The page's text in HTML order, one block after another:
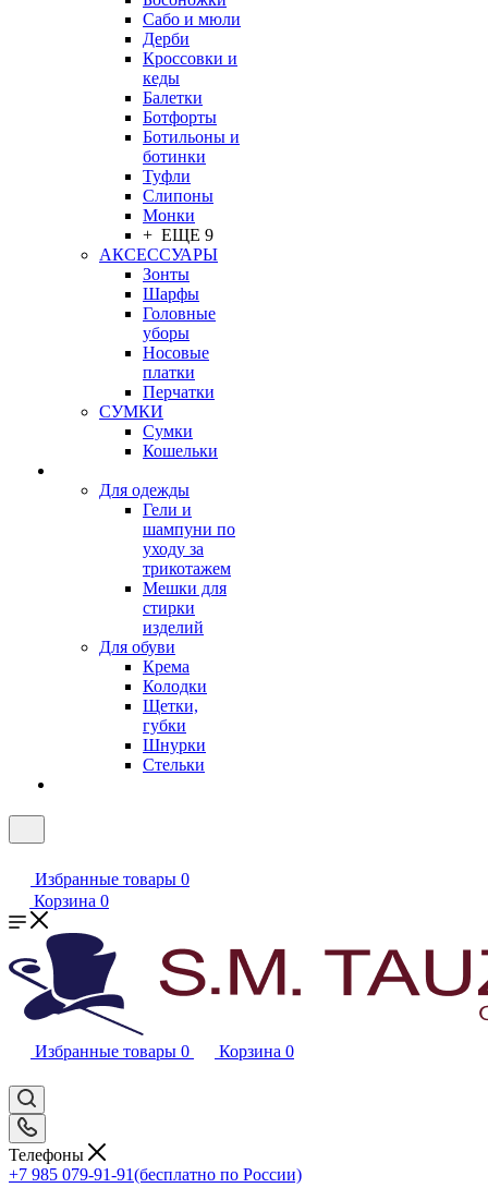
Сабо и мюли
Дерби
Кроссовки и
кеды
Балетки
Ботфорты
Ботильоны и
ботинки
Туфли
Слипоны
Монки
+ ЕЩЕ 9
АКСЕССУАРЫ
Зонты
Шарфы
Головные
уборы
Носовые
платки
Перчатки
СУМКИ
Сумки
Кошельки
Для одежды
Гели и
шампуни по
уходу за
трикотажем
Мешки для
стирки
изделий
Для обуви
Крема
Колодки
Щетки,
губки
Шнурки
Стельки
Избранные товары 0
Корзина 0
Избранные товары 0 Корзина 0
Телефоны
+7 985 079-91-91(бесплатно по России)